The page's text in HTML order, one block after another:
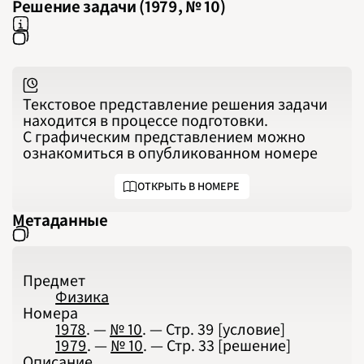
2024
Решение задачи (1979, № 10)
Текстовое представление решения задачи
находится в процессе подготовки.
С графическим представлением можно
ознакомиться в опубликованном номере
ОТКРЫТЬ В НОМЕРЕ
Метаданные
Предмет
Физика
Номера
1978. —№ 10. — Стр.39 [условие]
1979. —№ 10. — Стр.33 [решение]